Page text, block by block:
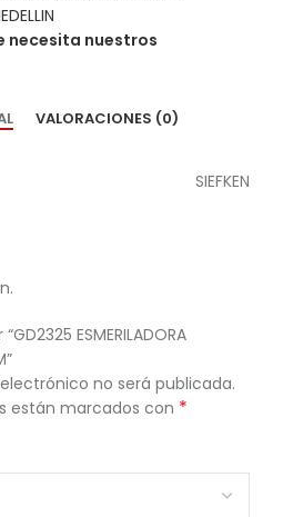
necesita nuestros
VALORACIONES (0)
SIEFKEN
ESMERILADORA
no será publicada.
están marcados con *